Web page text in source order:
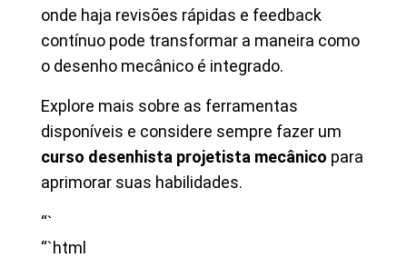
onde haja revisões rápidas e feedback
contínuo pode transformar a maneira como
o desenho mecânico é integrado.
Explore mais sobre as ferramentas
disponíveis e considere sempre fazer um
curso desenhista projetista mecânico para
aprimorar suas habilidades.
“`
“`html